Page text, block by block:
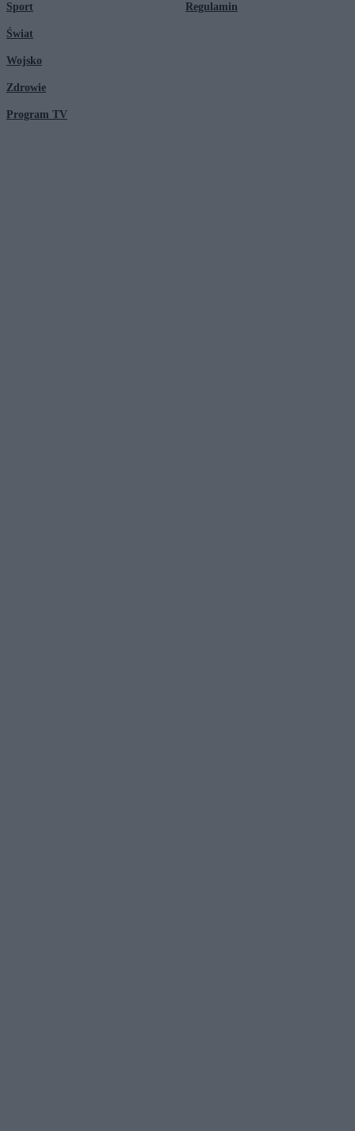
Sport
Świat
Wojsko
Zdrowie
Program TV
Regulamin